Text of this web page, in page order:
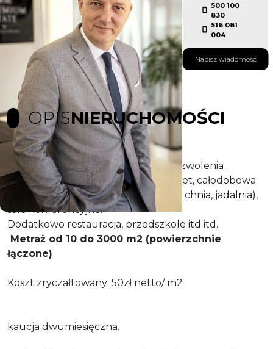
500 100
830
516 081
004
Napisz wiadomość
OPISNIERUCHOMOŚCI
Budynek zlokalizowany przy al. Wyzwolenia .
W budynku wszystkie media, internet, całodobowa
ochrona, pomieszczenia socjalne (kuchnia, jadalnia),
sale konferencyjne.
Dodatkowo restauracja, przedszkole itd itd.
Metraż od 10 do 3000 m2 (powierzchnie
łączone)
Koszt zryczałtowany: 50zł netto/ m2
kaucja dwumiesięczna.